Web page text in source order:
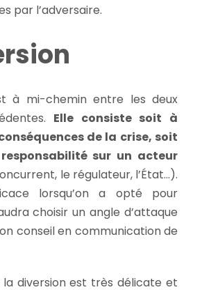
par l’adversaire.
à mi-chemin entre les deux
Elle consiste soit à
de la crise, soit
sur un acteur
le régulateur, l’État…).
lorsqu’on a opté pour
choisir un angle d’attaque
conseil en communication de
diversion est très délicate et